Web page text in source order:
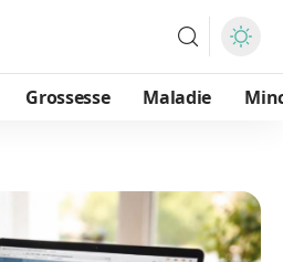
Grossesse Maladie